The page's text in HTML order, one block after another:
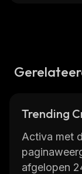
Trending
Activa met
afgelopen